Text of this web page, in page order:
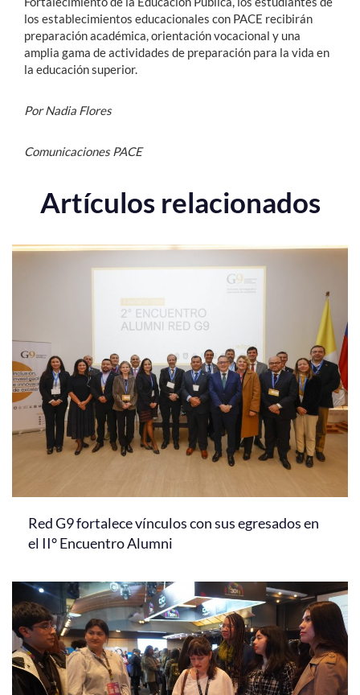
los establecimientos educacionales con PACE recibirán
preparación académica, orientación vocacional y una
amplia gama de actividades de preparación para la vida en
la educación superior.
Por Nadia Flores
Comunicaciones PACE
Artículos relacionados
Red G9 fortalece vínculos con sus egresados en
el II° Encuentro Alumni